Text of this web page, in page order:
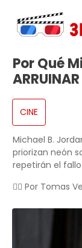
Por Qué
CINE
Michael B.
priorizan neón
repetirán el
✍🏻 Por Tomas